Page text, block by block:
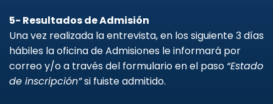
5- Resultados de Admisión
Una vez realizada la entrevista, en los siguiente 3 días
hábiles la oficina de Admisiones le informará por
correo y/o a través del formulario en el paso “Estado
de inscripción”si fuiste admitido.